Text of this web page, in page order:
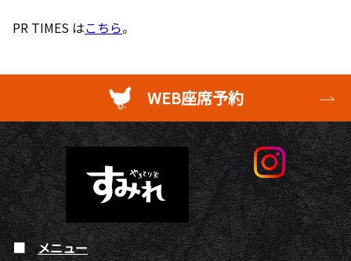
PR TIMES はこちら。
WEB座席予約
メニュー